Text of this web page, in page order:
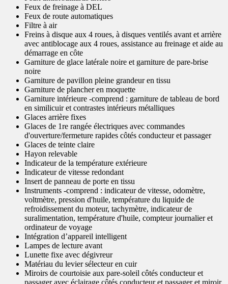
Feux de freinage à DEL
Feux de route automatiques
Filtre à air
Freins à disque aux 4 roues, à disques ventilés avant et arrière
avec antiblocage aux 4 roues, assistance au freinage et aide au
démarrage en côte
Garniture de glace latérale noire et garniture de pare-brise
noire
Garniture de pavillon pleine grandeur en tissu
Garniture de plancher en moquette
Garniture intérieure -comprend : garniture de tableau de bord
en similicuir et contrastes intérieurs métalliques
Glaces arrière fixes
Glaces de 1re rangée électriques avec commandes
d'ouverture/fermeture rapides côtés conducteur et passager
Glaces de teinte claire
Hayon relevable
Indicateur de la température extérieure
Indicateur de vitesse redondant
Insert de panneau de porte en tissu
Instruments -comprend : indicateur de vitesse, odomètre,
voltmètre, pression d'huile, température du liquide de
refroidissement du moteur, tachymètre, indicateur de
suralimentation, température d'huile, compteur journalier et
ordinateur de voyage
Intégration d’appareil intelligent
Lampes de lecture avant
Lunette fixe avec dégivreur
Matériau du levier sélecteur en cuir
Miroirs de courtoisie aux pare-soleil côtés conducteur et